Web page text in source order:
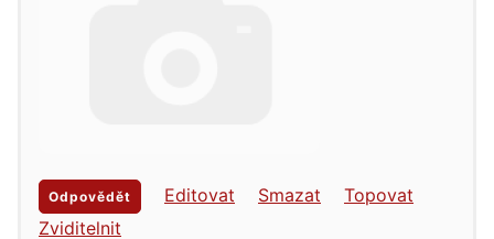
Odpovědět Editovat Smazat
Topovat
Zviditelnit